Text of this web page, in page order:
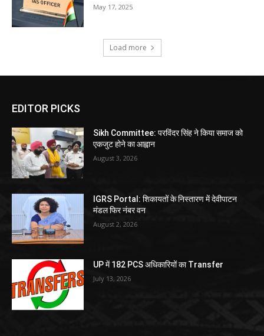
May 17, 2025
Load more
EDITOR PICKS
Sikh Committee: परविंदर सिंह ने किया समाज को
एकजुट होने का आह्वान
August 3, 2026
IGRS Portal: शिकायतों के निस्तारण में देवीपाटन
मंडल फिर नंबर वन
August 2, 2026
UP में 182 PCS अधिकारियों का Transfer
July 13, 2026